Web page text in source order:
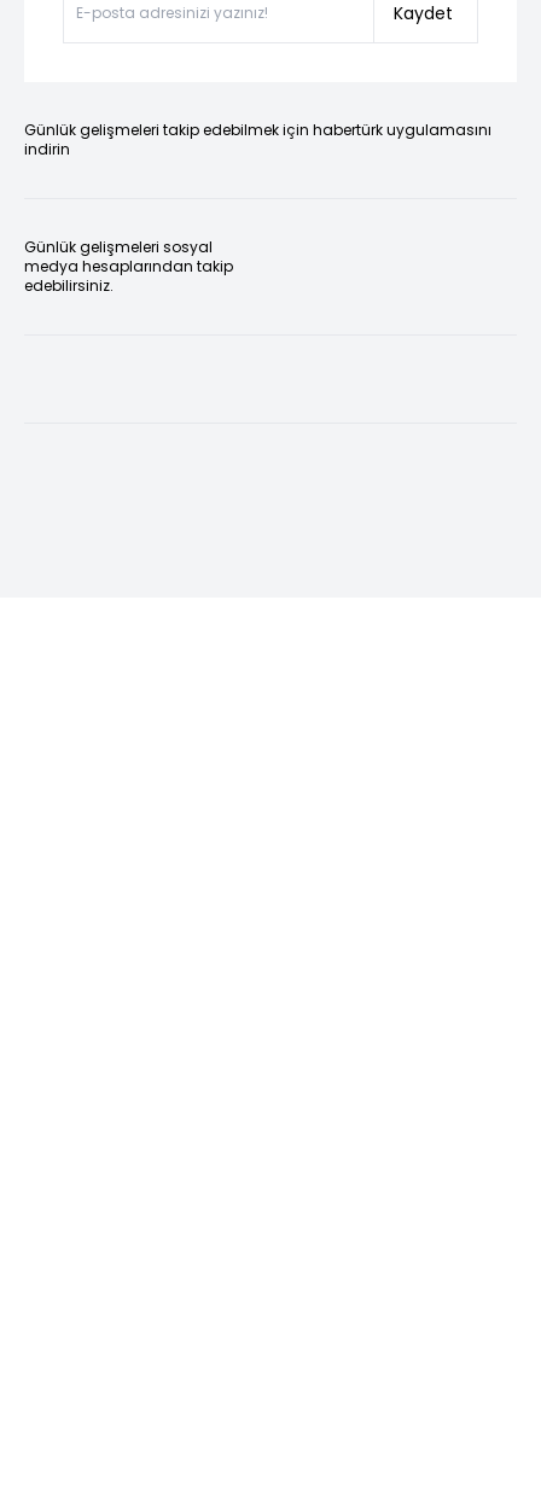
Kaydet
Günlük gelişmeleri takip edebilmek için habertürk uygulamasını
indirin
Günlük gelişmeleri sosyal
medya hesaplarından takip
edebilirsiniz.